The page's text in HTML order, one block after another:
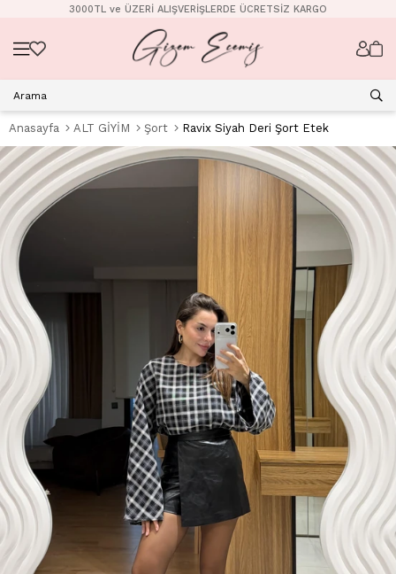
3000TL ve ÜZERİ ALIŞVERİŞLERDE ÜCRETSİZ KARGO
Anasayfa ALT GİYİM Şort Ravix Siyah Deri Şort Etek